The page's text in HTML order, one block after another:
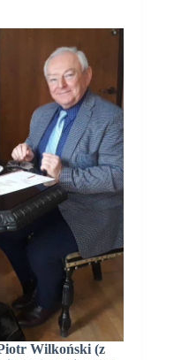
Wilkoński (z